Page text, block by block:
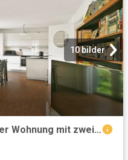
10 bilder
AIGNER Großzügige 3 Zimmer Wohnung mit zwei Balkonen in begehrter Lage von München Ramersdorf!